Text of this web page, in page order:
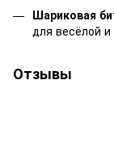
Шариковая
для весёлой и
Отзывы